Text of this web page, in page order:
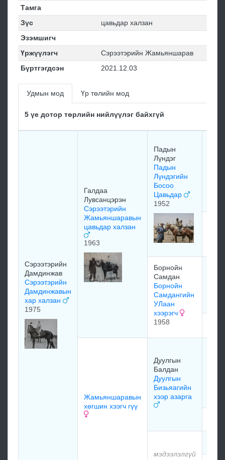
Тамга
Зүс
цавьдар халзан
Эзэмшигч
Үржүүлэгч
Сэрээтэрийн Жамьяншарав
Бүртгэгдсэн
2021.12.03
Удмын мод Үр төлийн мод
5 үе дотор төрлийн нийлүүлэг байхгүй
Сэрээтэрийн
Дамдинжав
Сэрээтэрийн
Дамдинжавын
хар халзан
1975
Галдаа
Лувсанцэрэн
Сэрээтэрийн
Жамьяншаравын
цавьдар халзан
1963
Падын
Лүндэг
Падын
Лүндэгийн
Босоо
Цавьдар
1952
Борнойн
Самдан
Борнойн
Самдангийн
УЛаан
хээрэгч
1958
Жамьяншаравын
хөгшин хээгч гүү
Дуулгын
Балдан
Дуулгын
Бизьяагийн
хээр азарга
мэдээлэлгүй